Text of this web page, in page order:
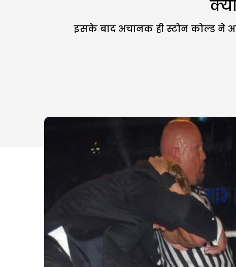
इसके बाद अचानक ही स्टोन कोल्ड ने